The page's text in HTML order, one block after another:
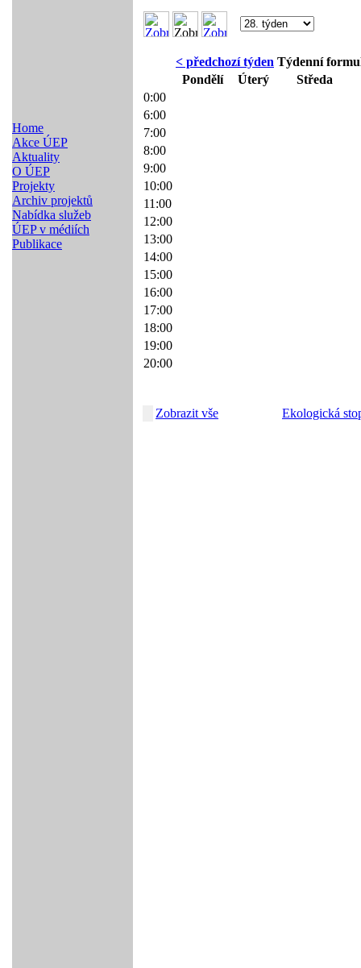
Home
Akce ÚEP
Aktuality
O ÚEP
Projekty
Archiv projektů
Nabídka služeb
ÚEP v médiích
Publikace
< předchozí týden Týdenní
Pondělí
Úterý
Středa
0:00
6:00
7:00
8:00
9:00
10:00
11:00
12:00
13:00
14:00
15:00
16:00
17:00
18:00
19:00
20:00
Zobrazit vše Ekologická